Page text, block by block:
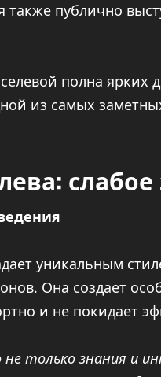
публично
полна ярких
из самых
уникальным
Она создает
и не покидает
не только знания и